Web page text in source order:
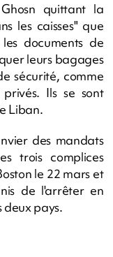
quittant la
les caisses" que
documents de
leurs bagages
sécurité, comme
Ils se sont
Liban.
des mandats
trois complices
le 22 mars et
de l'arrêter en
pays.